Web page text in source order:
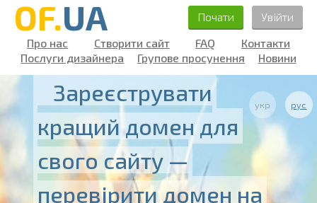
OF.UA
Про нас Створити сайт FAQ
Контакти
Послуги дизайнера
Групове просунення Новини
Почати Увійти
укр рус
Зареєструвати
кращий домен для
свого сайту —
перевірити домен на